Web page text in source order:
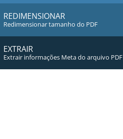
REDIMENSIONAR
Redimensionar tamanho do PDF
EXTRAIR
Extrair informações Meta do arquivo PDF